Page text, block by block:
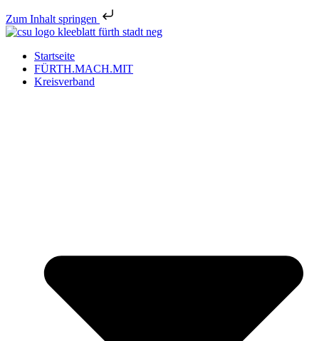
Zum Inhalt springen
Startseite
FÜRTH.MACH.MIT
Kreisverband